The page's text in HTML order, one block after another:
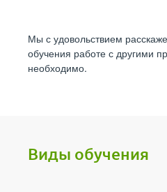
Мы с удовольствием
обучения работе с другими
необходимо.
Виды обучения